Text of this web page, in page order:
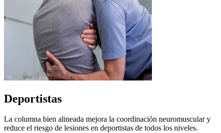
Deportistas
La columna bien alineada mejora la coordinación neuromuscular y
reduce el riesgo de lesiones en deportistas de todos los niveles.